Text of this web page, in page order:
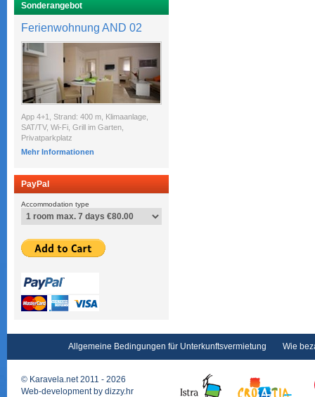
Sonderangebot
Ferienwohnung AND 02
App 4+1, Strand: 400 m, Klimaanlage,
SAT/TV, Wi-Fi, Grill im Garten,
Privatparkplatz
Mehr Informationen
PayPal
Accommodation type
Allgemeine Bedingungen für Unterkunftsvermietung Wie
© Karavela.net2011 - 2026
Web-development by dizzy.hr